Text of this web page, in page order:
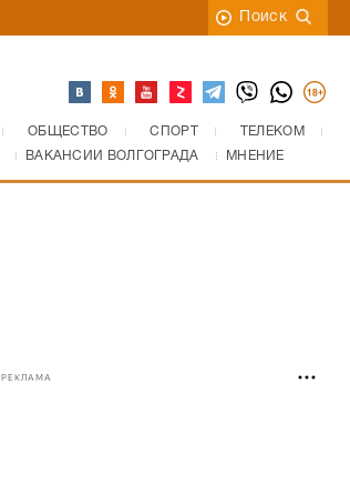
Поиск
ОБЩЕСТВО СПОРТ
ТЕЛЕКОМ
ВАКАНСИИ ВОЛГОГРАДА МНЕНИЕ
РЕКЛАМА